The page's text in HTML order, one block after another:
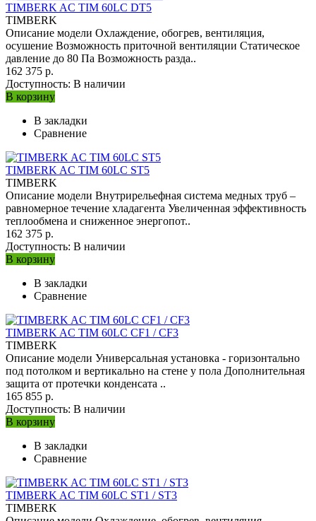
TIMBERK AC TIM 60LC DT5
TIMBERK
Описание модели Охлаждение, обогрев, вентиляция,
осушение Возможность приточной вентиляции Статическое
давление до 80 Па Возможность разда..
162 375 р.
Доступность: В наличии
В корзину
В закладки
Сравнение
TIMBERK AC TIM 60LC ST5
TIMBERK
Описание модели Внутрирельефная система медных труб –
равномерное течение хладагента Увеличенная эффективность
теплообмена и сниженное энергопот..
162 375 р.
Доступность: В наличии
В корзину
В закладки
Сравнение
TIMBERK AC TIM 60LC CF1 / CF3
TIMBERK
Описание модели Универсальная установка - горизонтально
под потолком и вертикально на стене у пола Дополнительная
защита от протечки конденсата ..
165 855 р.
Доступность: В наличии
В корзину
В закладки
Сравнение
TIMBERK AC TIM 60LC ST1 / ST3
TIMBERK